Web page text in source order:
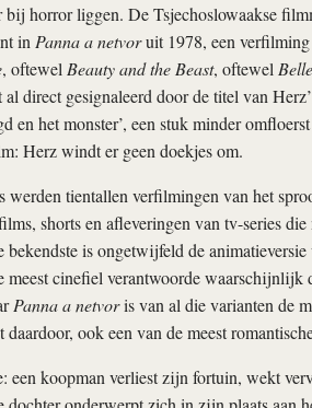
horror liggen. De Tsjecho­slowaakse
in Panna a netvoruit 1978, een verfilming
, oftewel Beauty and the Beast, oftewel
direct gesignaleerd door de titel van
en het monster’, een stuk minder
Herz windt er geen doekjes om.
tientallen verfilmingen van het
shorts en afleveringen van tv-series die
bekendste is ongetwijfeld de
cinefiel verantwoorde waarschijnlijk
Panna a netvoris van al die varianten de
ook een van de meest
een koopman verliest zijn fortuin, wekt